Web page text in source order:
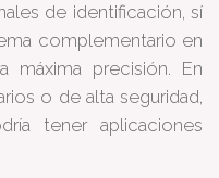
de identificación, sí
complementario en
máxima precisión. En
o de alta seguridad,
tener aplicaciones